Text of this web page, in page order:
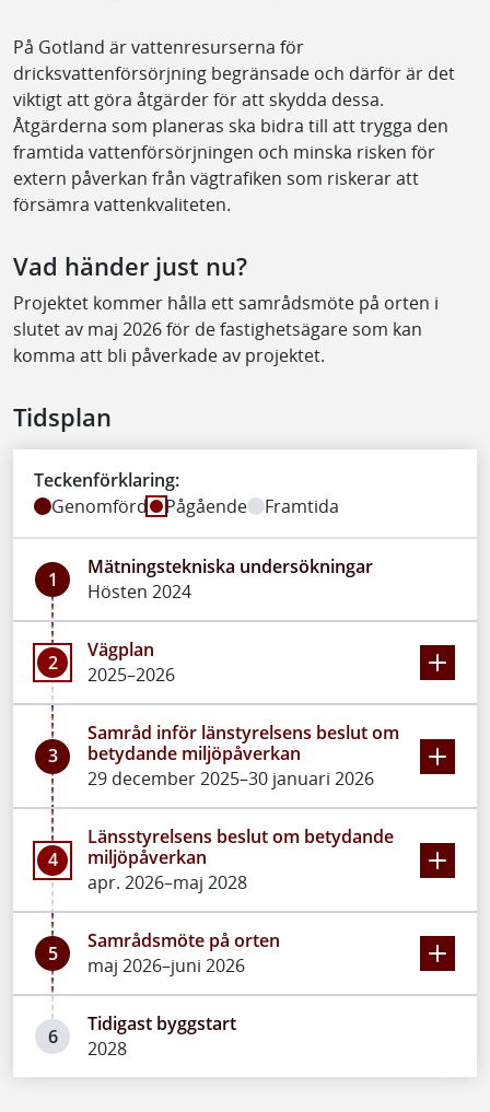
På Gotland är vattenresurserna för
dricksvattenförsörjning begränsade och därför är det
viktigt att göra åtgärder för att skydda dessa.
Åtgärderna som planeras ska bidra till att trygga den
framtida vattenförsörjningen och minska risken för
extern påverkan från vägtrafiken som riskerar att
försämra vattenkvaliteten.
Vad händer just nu?
Projektet kommer hålla ett samrådsmöte på orten i
slutet av maj 2026 för de fastighetsägare som kan
komma att bli påverkade av projektet.
Tidsplan
Teckenförklaring:
Genomförd
Pågående Framtida
1
Mätningstekniska undersökningar
Hösten 2024
2
Vägplan
2025–2026
3
Samråd inför länstyrelsens beslut om
betydande miljöpåverkan
29 december 2025–30 januari 2026
4
Länsstyrelsens beslut om betydande
miljöpåverkan
apr. 2026–maj 2028
5
Samrådsmöte på orten
maj 2026–juni 2026
6
Tidigast byggstart
2028